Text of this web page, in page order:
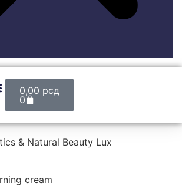
0,00 рсд
0
& Natural Beauty Lux
cream